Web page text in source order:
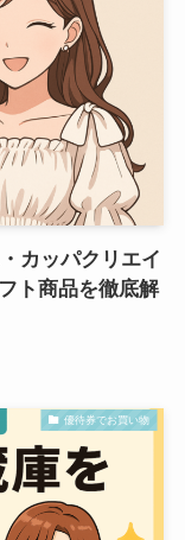
カッパクリエイ
ト商品を徹底解
優待券でお買い物